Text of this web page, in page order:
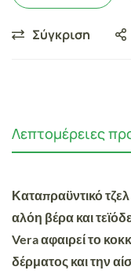
Σύγκριση
Λεπτομέρειες
Καταπραϋντικό
αλόη βέρα και
Vera αφαιρεί το
δέρματος και την